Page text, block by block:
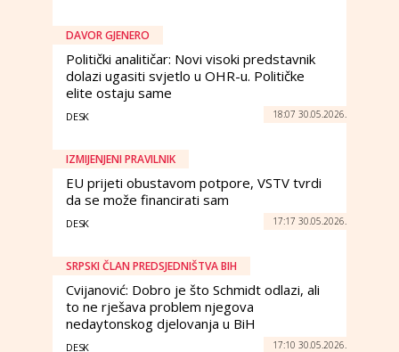
DAVOR GJENERO
Politički analitičar: Novi visoki predstavnik
dolazi ugasiti svjetlo u OHR-u. Političke
elite ostaju same
DESK 18:07 30.05.2026.
IZMIJENJENI PRAVILNIK
EU prijeti obustavom potpore, VSTV tvrdi
da se može financirati sam
DESK 17:17 30.05.2026.
SRPSKI ČLAN PREDSJEDNIŠTVA BIH
Cvijanović: Dobro je što Schmidt odlazi, ali
to ne rješava problem njegova
nedaytonskog djelovanja u BiH
DESK 17:10 30.05.2026.